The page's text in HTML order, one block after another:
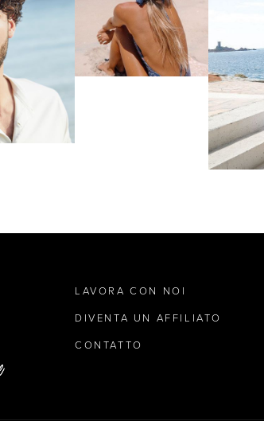
LAVORA CON NOI
DIVENTA UN AFFILIATO
CONTATTO